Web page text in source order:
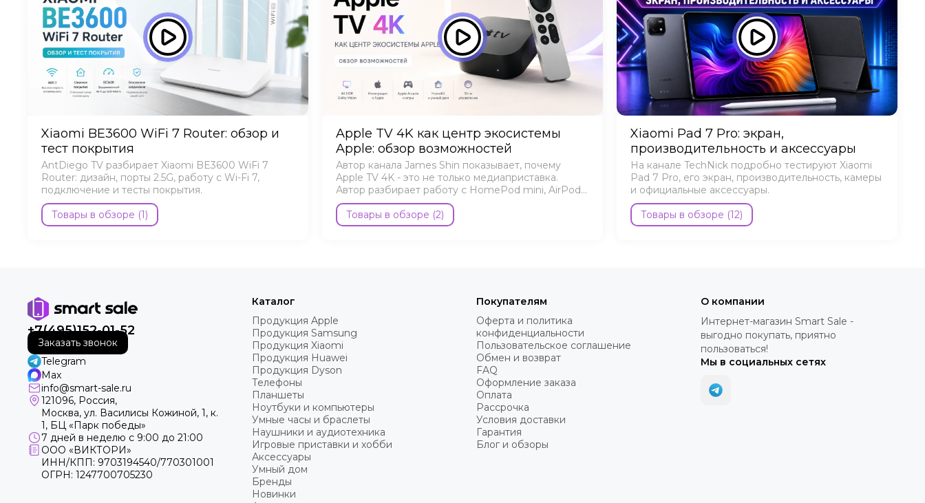
Xiaomi BE3600 WiFi 7 Router: обзор и
тест покрытия
AntDiego TV разбирает Xiaomi BE3600 WiFi 7
Router: дизайн, порты 2.5G, работу с Wi-Fi 7,
подключение и тесты покрытия.
Товары в обзоре (1)
Apple TV 4K как центр экосистемы
Apple: обзор возможностей
Автор канала James Shin показывает, почему
Apple TV 4K - это не только медиаприставка.
Автор разбирает работу с HomePod mini, AirPods,
AirPlay, FaceTime и Apple Arcade.
Товары в обзоре (2)
Xiaomi Pad 7 Pro: экран,
производительность и аксессуары
На канале TechNick подробно тестируют Xiaomi
Pad 7 Pro, его экран, производительность, камеры
и официальные аксессуары.
Товары в обзоре (12)
+7(495)152-01-52
Заказать звонок
Telegram
Max
info@smart-sale.ru
121096, Россия,
Москва, ул. Василисы Кожиной, 1, к.
1, БЦ «Парк победы»
7 дней в неделю с 9:00 до 21:00
ООО «ВИКТОРИ»
ИНН/КПП: 9703194540/770301001
ОГРН: 1247700705230
Каталог
Продукция Apple
Продукция Samsung
Продукция Xiaomi
Продукция Huawei
Продукция Dyson
Телефоны
Планшеты
Ноутбуки и компьютеры
Умные часы и браслеты
Наушники и аудиотехника
Игровые приставки и хобби
Аксессуары
Умный дом
Бренды
Новинки
Покупателям
Оферта и политика
конфиденциальности
Пользовательское соглашение
Обмен и возврат
FAQ
Оформление заказа
Оплата
Рассрочка
Условия доставки
Гарантия
Блог и обзоры
О компании
Интернет-магазин Smart Sale -
выгодно покупать, приятно
пользоваться!
Мы в социальных сетях